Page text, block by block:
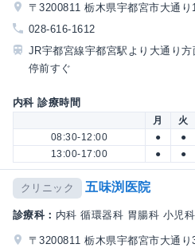
〒3200811 栃木県宇都宮市大通り
028-616-1612
JR宇都宮線宇都宮駅より大通り
停前すぐ
内科 診療時間
月 火
08:30-12:00
● ●
13:00-17:00
● ●
クリニック 五味渕医院
診療科： 内科 循環器科 胃腸科 小児
〒3200811 栃木県宇都宮市大通り